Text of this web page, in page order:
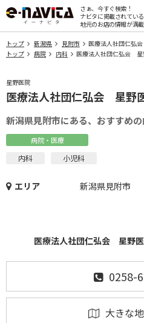
さぁ、今すぐ検索！
ナビタに掲載されている
地元のお店の情報が満載
トップ 新潟県 見附市
医療法人社団仁弘
トップ
病院 内科 医療法人社団仁弘会 星
星野医院
医療法人社団仁弘会 星野
新潟県見附市にある、おすすめ
病院・医療
内科 小児科
エリア 新潟県見附市
医療法人社団仁弘会 星野医
0258-
大きな